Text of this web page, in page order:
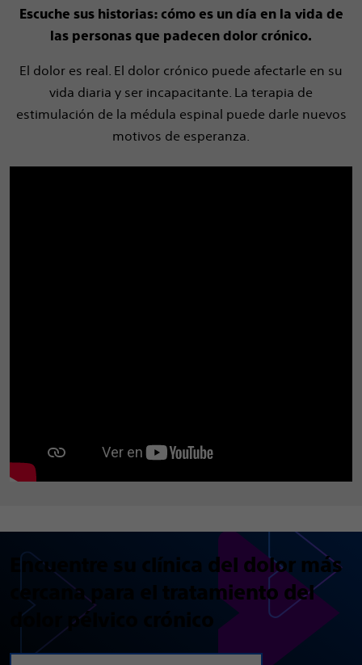
Escuche sus historias: cómo es un día en la vida de
las personas que padecen dolor crónico.
El dolor es real. El dolor crónico puede afectarle en su
vida diaria y ser incapacitante. La terapia de
estimulación de la médula espinal puede darle nuevos
motivos de esperanza.
Encuentre su clínica del dolor más
cercana para el tratamiento del
dolor pélvico crónico